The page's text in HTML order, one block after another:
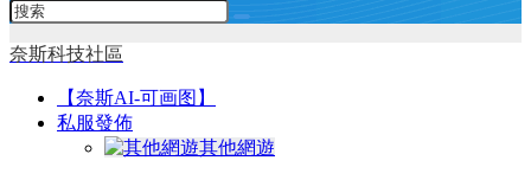
奈斯科技社區
【奈斯AI-可画图】
私服發佈
其他網遊